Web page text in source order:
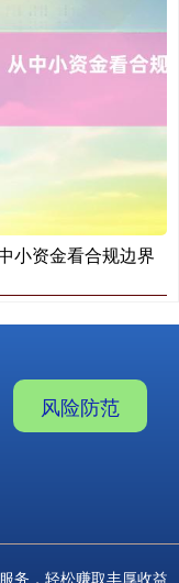
小资金看合规边界
风险防范
务，轻松赚取丰厚收益